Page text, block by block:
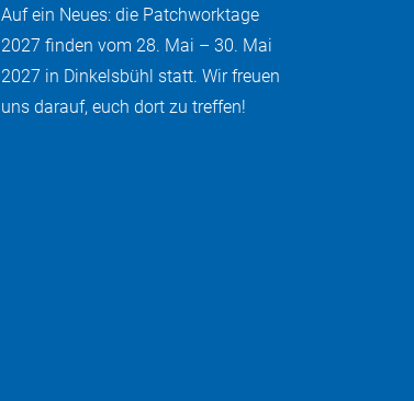
Auf ein Neues: die Patchworktage
2027 finden vom 28. Mai – 30. Mai
2027 in Dinkelsbühl statt. Wir freuen
uns darauf, euch dort zu treffen!